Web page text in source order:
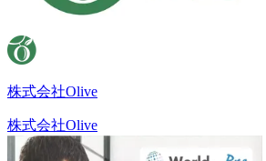
株式会社Olive
株式会社Olive